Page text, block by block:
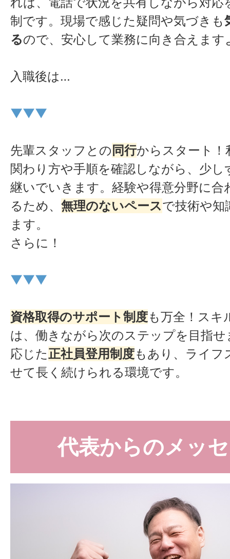
制です。現場で感じた疑問や気づきも
るので、安心して業務に向き合えます
入職後は…
▼▼▼
先輩スタッフとの 同行からスタート！
関わり方や手順を確認しながら、少し
継いでいきます。経験や得意分野に合
るため、 無理のないペースで技術や知
ます。
さらに！
▼▼▼
資格取得のサポート制度も万全！スキ
は、働きながら次のステップを目指
応じた正社員登用制度もあり、ライフ
せて長く続けられる環境です。
代表からのメッ